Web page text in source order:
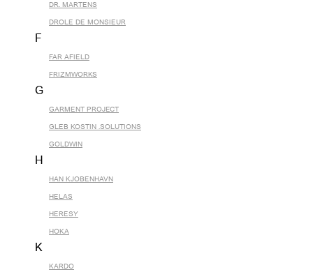
DR. MARTENS
DROLE DE MONSIEUR
F
FAR AFIELD
FRIZMWORKS
G
GARMENT PROJECT
GLEB KOSTIN .SOLUTIONS
GOLDWIN
H
HAN KJOBENHAVN
HELAS
HERESY
HOKA
K
KARDO